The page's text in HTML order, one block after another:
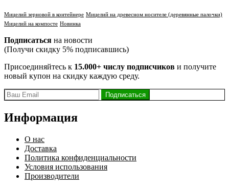
Мицелий зерновой в контейнере Мицелий на древесном носителе (деревянные палочки)
Мицелий на компосте Новинка
Подписаться на новости
(Получи скидку 5% подписавшись)
Присоединяйтесь к 15.000+ числу подписчиков и получите
новый купон на скидку каждую среду.
Информация
О нас
Доставка
Политика конфиденциальности
Условия использования
Производители